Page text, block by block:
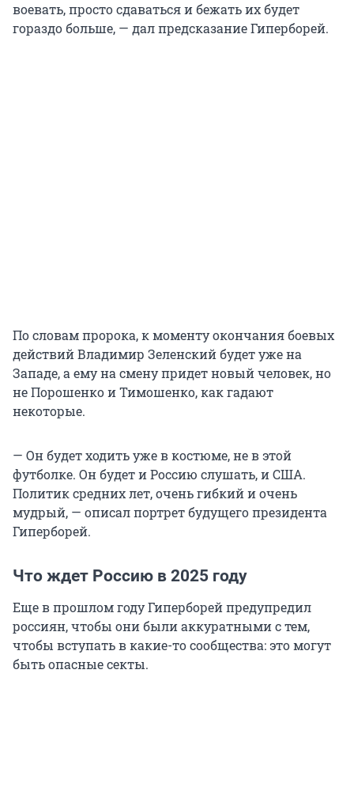
воевать, просто сдаваться и бежать их будет
гораздо больше, — дал предсказание Гиперборей.
По словам пророка, к моменту окончания боевых
действий Владимир Зеленский будет уже на
Западе, а ему на смену придет новый человек, но
не Порошенко и Тимошенко, как гадают
некоторые.
— Он будет ходить уже в костюме, не в этой
футболке. Он будет и Россию слушать, и США.
Политик средних лет, очень гибкий и очень
мудрый, — описал портрет будущего президента
Гиперборей.
Что ждет Россию в 2025 году
Еще в прошлом году Гиперборей предупредил
россиян, чтобы они были аккуратными с тем,
чтобы вступать в какие-то сообщества: это могут
быть опасные секты.